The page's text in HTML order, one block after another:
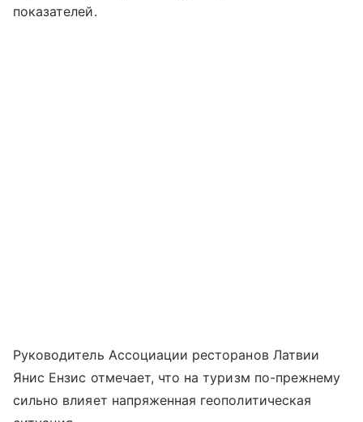
показателей.
Руководитель Ассоциации ресторанов Латвии
Янис Ензис отмечает, что на туризм по-прежнему
сильно влияет напряженная геополитическая